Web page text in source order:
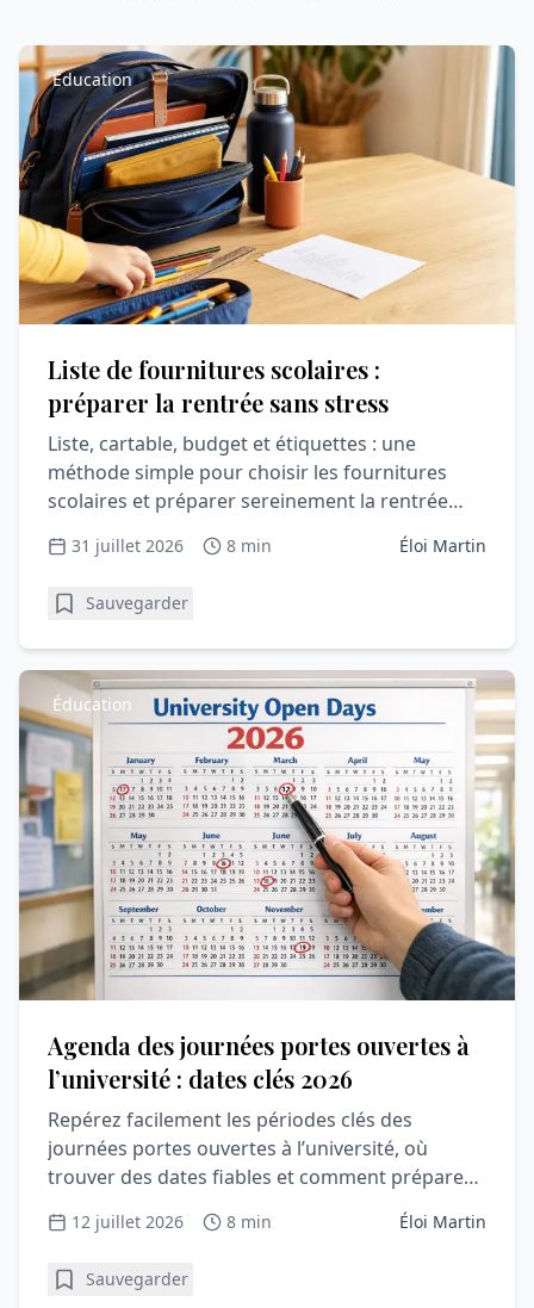
Éducation
Liste de fournitures scolaires :
préparer la rentrée sans stress
Liste, cartable, budget et étiquettes : une
méthode simple pour choisir les fournitures
scolaires et préparer sereinement la rentrée
31 juillet 2026 8 min Éloi Martin
Sauvegarder
Éducation
Agenda des journées portes ouvertes à
l’université : dates clés 2026
Repérez facilement les périodes clés des
journées portes ouvertes à l’université, où
trouver des dates fiables et comment préparer
une visite utile et rassurante.
12 juillet 2026 8 min Éloi Martin
Sauvegarder